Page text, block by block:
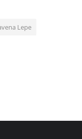
Lepe